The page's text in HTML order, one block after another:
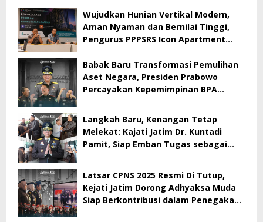
Wujudkan Hunian Vertikal Modern,
Aman Nyaman dan Bernilai Tinggi,
Pengurus PPPSRS Icon Apartment
Apps
Babak Baru Transformasi Pemulihan
Aset Negara, Presiden Prabowo
Percayakan Kepemimpinan BPA
Langkah Baru, Kenangan Tetap
Melekat: Kajati Jatim Dr. Kuntadi
Pamit, Siap Emban Tugas sebagai
Latsar CPNS 2025 Resmi Di Tutup,
Kejati Jatim Dorong Adhyaksa Muda
Siap Berkontribusi dalam Penegakan